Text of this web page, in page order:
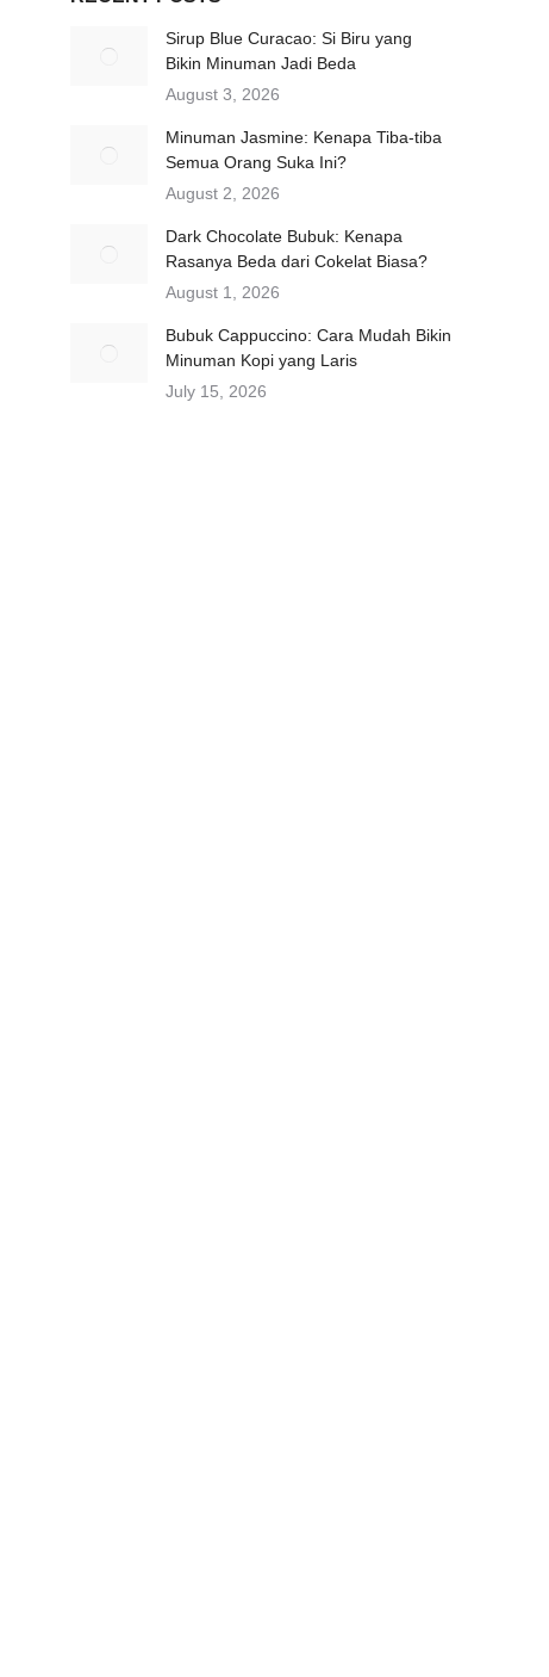
Sirup Blue Curacao: Si Biru yang
Bikin Minuman Jadi Beda
August 3, 2026
Minuman Jasmine: Kenapa Tiba-tiba
Semua Orang Suka Ini?
August 2, 2026
Dark Chocolate Bubuk: Kenapa
Rasanya Beda dari Cokelat Biasa?
August 1, 2026
Bubuk Cappuccino: Cara Mudah Bikin
Minuman Kopi yang Laris
July 15, 2026